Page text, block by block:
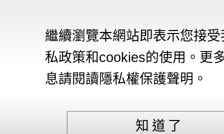
繼續瀏覽本網站即表示您接
私政策和cookies的使用。更
息請閱讀隱私權保護聲明。
知道了